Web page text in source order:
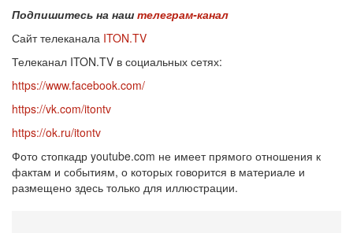
Подпишитесь на наш телеграм-канал
Сайт телеканала ITON.TV
Телеканал ITON.TV в социальных сетях:
https://www.facebook.com/
https://vk.com/itontv
https://ok.ru/itontv
Фото стопкадр youtube.com не имеет прямого отношения к
фактам и событиям, о которых говорится в материале и
размещено здесь только для иллюстрации.